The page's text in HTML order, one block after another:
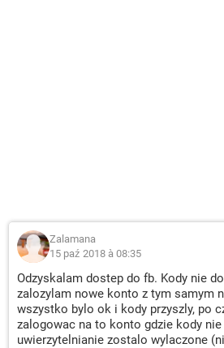
Zalamana
15 paź 2018 à 08:35
Odzyskalam dostep do fb. Kody nie
zalozylam nowe konto z tym samym
wszystko bylo ok i kody przyszly, po
zalogowac na to konto gdzie kody nie
uwierzytelnianie zostalo wylaczone